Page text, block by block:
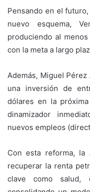
Pensando en el
nuevo esquema,
produciendo al
con la meta a largo
Además, Miguel
una inversión de
dólares en la
dinamizador
nuevos empleos
Con esta reforma, la
recuperar la renta
clave como salud,